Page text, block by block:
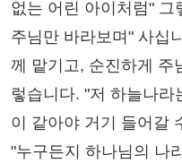
없는 어린 아이처럼" 그
주님만 바라보며" 사십
께 맡기고, 순진하게 주
렇습니다. "저 하늘나라
이 같아야 거기 들어갈
"누구든지 하나님의 나